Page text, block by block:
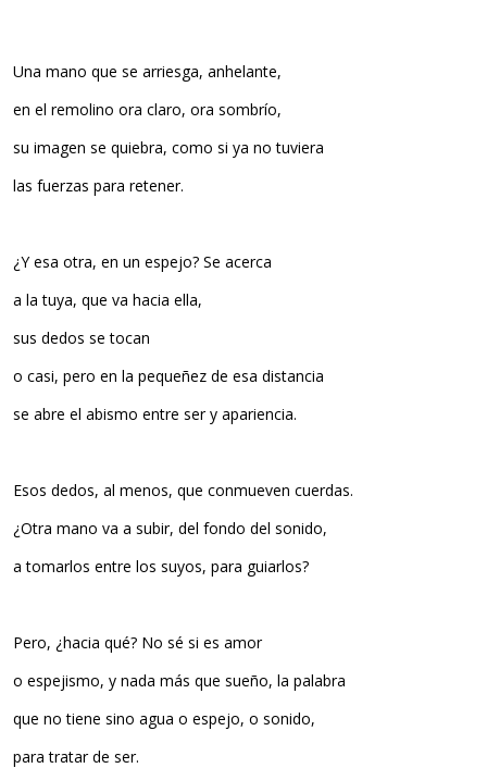
Una mano que se arriesga, anhelante,
en el remolino ora claro, ora sombrío,
su imagen se quiebra, como si ya no tuviera
las fuerzas para retener.
¿Y esa otra, en un espejo? Se acerca
a la tuya, que va hacia ella,
sus dedos se tocan
o casi, pero en la pequeñez de esa distancia
se abre el abismo entre ser y apariencia.
Esos dedos, al menos, que conmueven cuerdas.
¿Otra mano va a subir, del fondo del sonido,
a tomarlos entre los suyos, para guiarlos?
Pero, ¿hacia qué? No sé si es amor
o espejismo, y nada más que sueño, la palabra
que no tiene sino agua o espejo, o sonido,
para tratar de ser.